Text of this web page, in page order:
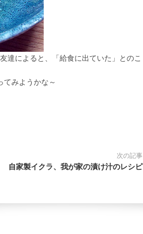
達によると、「給食に出ていた」とのこ
てみようかな～
次の記事
自家製イクラ、我が家の漬け汁のレシピ